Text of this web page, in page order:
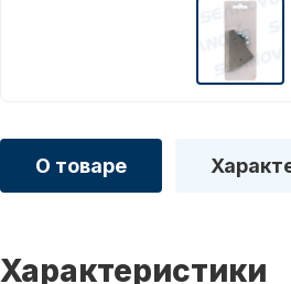
О товаре
Характеристики